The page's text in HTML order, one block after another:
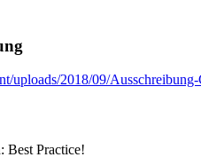
uploads/2018/09/